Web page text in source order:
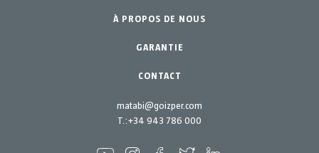
matabi@goizper.com
T.:+34 943 786 000
Jardin Particulier
Pièces de rechange
Kits d´entretien
À PROPOS DE NOUS
GARANTIE
CONTACT